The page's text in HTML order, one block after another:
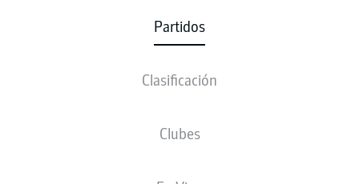
Partidos
Clasificación
Clubes
1 1
ALINEACIONES ESTADÍSTICAS